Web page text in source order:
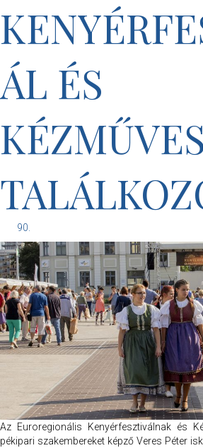
ÁL ÉS
KÉZMŰVES
90.
Az Euroregionális Kenyérfesztiválnak és
pékipari szakembereket képző Veres Péter